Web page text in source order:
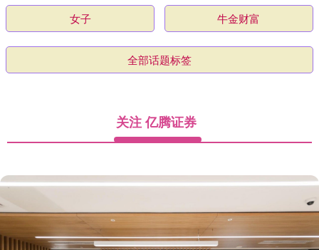
女子 牛金财富
全部话题标签
关注 亿腾证券